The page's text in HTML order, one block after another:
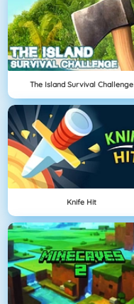
The Island Survival Challenge
Knife Hit